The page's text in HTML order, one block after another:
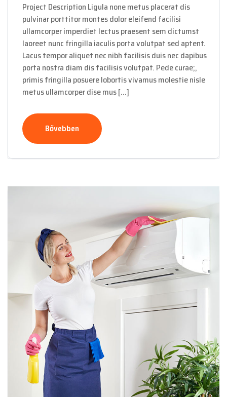
Project Description Ligula none metus placerat dis
pulvinar porttitor montes dolor eleifend facilisi
ullamcorper imperdiet lectus praesent sem dictumst
laoreet nunc fringilla iaculis porta volutpat sed aptent.
Lacus tempor aliquet nec nibh facilisis duis nec dapibus
porta nostra diam dis facilisis volutpat. Pede curae;,
primis fringilla posuere lobortis vivamus molestie nisle
metus ullamcorper dise mus […]
Bővebben